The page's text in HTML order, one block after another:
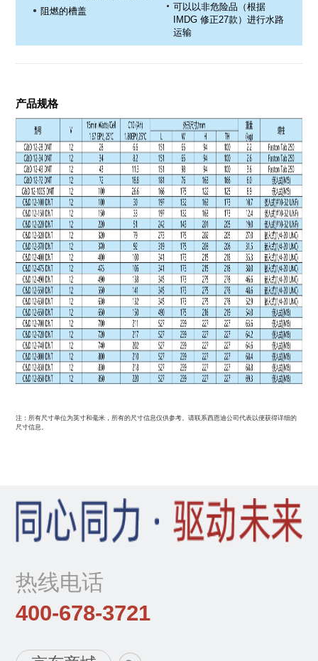
阻燃的槽盖
可以以非危险品（根据
IMDG 修正27款）进行水路
运输
产品规格
注：所有尺寸单位为英寸和毫米，所有的尺寸信息仅供参考。请联系西恩迪公司代表以便获得详细的
尺寸信息。
热线电话
400-678-3721